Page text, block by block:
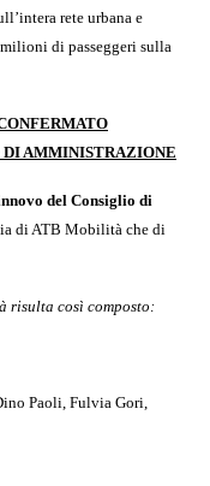
rete urbana e
di passeggeri sulla
DI AMMINISTRAZIONE
del Consiglio di
di ATB Mobilità che di
risulta così composto:
Paoli, Fulvia Gori,